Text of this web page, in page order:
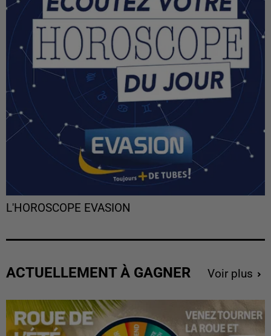
L'HOROSCOPE EVASION
ACTUELLEMENT À GAGNER Voir plus